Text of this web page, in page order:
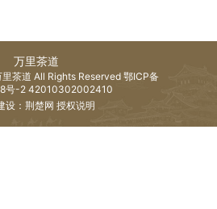
万里茶道
茶道 All Rights Reserved鄂ICP备
号-2 42010302002410
设：荆楚网 授权说明